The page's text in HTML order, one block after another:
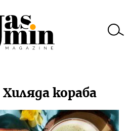
Хиляда кораба